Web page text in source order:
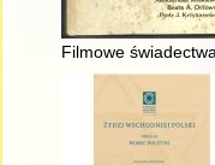
Filmowe